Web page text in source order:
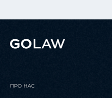
ПРО НАС